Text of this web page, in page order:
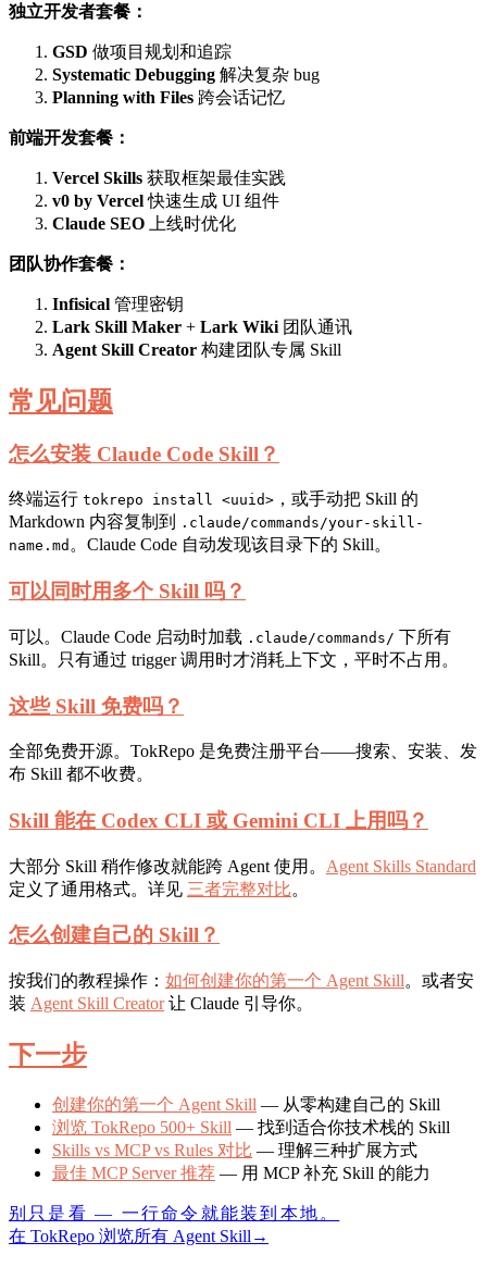
独立开发者套餐：
GSD 做项目规划和追踪
Systematic Debugging 解决复杂 bug
Planning with Files 跨会话记忆
前端开发套餐：
Vercel Skills 获取框架最佳实践
v0 by Vercel快速生成 UI 组件
Claude SEO 上线时优化
团队协作套餐：
Infisical 管理密钥
Lark Skill Maker + Lark Wiki 团队通讯
Agent Skill Creator 构建团队专属 Skill
常见问题
怎么安装 Claude Code Skill？
终端运行 tokrepo install <uuid> ，或手动把 Skill 的
Markdown 内容复制到
.claude/commands/your-skill-
name.md 。Claude Code 自动发现该目录下的 Skill。
可以同时用多个 Skill 吗？
可以。Claude Code 启动时加载 .claude/commands/ 下所有
Skill。只有通过 trigger 调用时才消耗上下文，平时不占用。
这些 Skill 免费吗？
全部免费开源。TokRepo 是免费注册平台——搜索、安装、发
布 Skill 都不收费。
Skill 能在 Codex CLI 或 Gemini CLI 上用吗？
大部分 Skill 稍作修改就能跨 Agent 使用。 Agent Skills Standard
定义了通用格式。详见 三者完整对比。
怎么创建自己的 Skill？
按我们的教程操作： 如何创建你的第一个 Agent Skill。或者安
装 Agent Skill Creator让 Claude 引导你。
下一步
创建你的第一个 Agent Skill — 从零构建自己的 Skill
浏览 TokRepo 500+ Skill — 找到适合你技术栈的 Skill
Skills vs MCP vs Rules 对比 — 理解三种扩展方式
最佳 MCP Server 推荐 — 用 MCP 补充 Skill 的能力
别只是看 — 一行命令就能装到本地。
在 TokRepo 浏览所有 Agent Skill →